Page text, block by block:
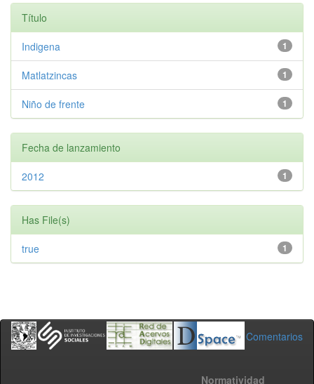
Título
1
Indigena
1
Matlatzincas
1
Niño de frente
Fecha de lanzamiento
1
2012
Has File(s)
1
true
Comentarios
Normatividad